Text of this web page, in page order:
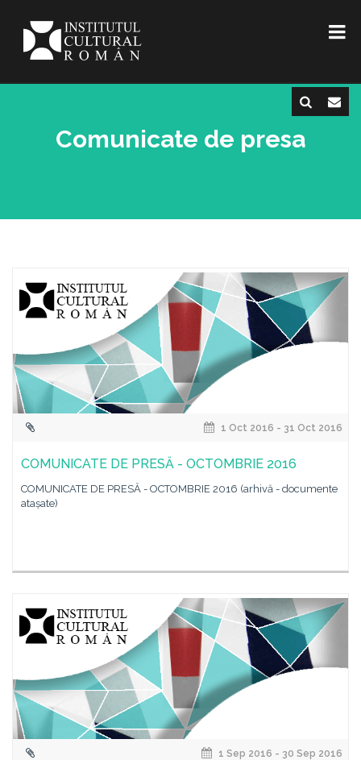
Comunicate de presa
1 Oct 2016 - 31 Oct 2016
COMUNICATE DE PRESĂ - OCTOMBRIE 2016
COMUNICATE DE PRESĂ - OCTOMBRIE 2016 (arhivă - documente
atașate)
1 Sep 2016 - 30 Sep 2016